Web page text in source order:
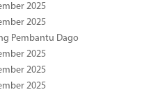
2025
2025
Pembantu Dago
2025
2025
2025